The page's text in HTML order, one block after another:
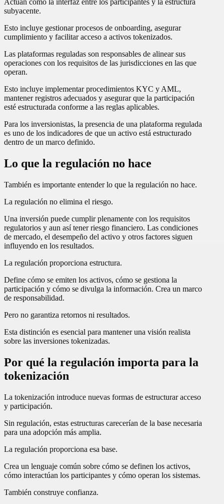
subyacente.
Esto incluye gestionar procesos de onboarding, asegurar
cumplimiento y facilitar acceso a activos tokenizados.
Las plataformas reguladas son responsables de alinear sus
operaciones con los requisitos de las jurisdicciones en las que
operan.
Esto incluye implementar procedimientos KYC y AML,
mantener registros adecuados y asegurar que la participación
esté estructurada conforme a las reglas aplicables.
Para los inversionistas, la presencia de una plataforma regulada
es uno de los indicadores de que un activo está estructurado
dentro de un marco definido.
Lo que la regulación no hace
También es importante entender lo que la regulación no hace.
La regulación no elimina el riesgo.
Una inversión puede cumplir plenamente con los requisitos
regulatorios y aun así tener riesgo financiero. Las condiciones
de mercado, el desempeño del activo y otros factores siguen
influyendo en los resultados.
La regulación proporciona estructura.
Define cómo se emiten los activos, cómo se gestiona la
participación y cómo se divulga la información. Crea un marco
de responsabilidad.
Pero no garantiza retornos ni resultados.
Esta distinción es esencial para mantener una visión realista
sobre las inversiones tokenizadas.
Por qué la regulación importa para la
tokenización
La tokenización introduce nuevas formas de estructurar acceso
y participación.
Sin regulación, estas estructuras carecerían de la base necesaria
para una adopción más amplia.
La regulación proporciona esa base.
Crea un lenguaje común sobre cómo se definen los activos,
cómo interactúan los participantes y cómo operan los sistemas.
También construye confianza.